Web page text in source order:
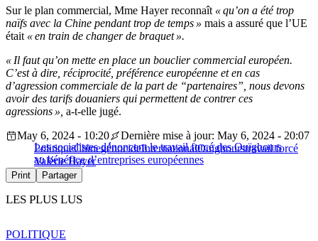
Sur le plan commercial, Mme Hayer reconnaît « qu’on a été trop
naïfs avec la Chine pendant trop de temps » mais a assuré que l’UE
était « en train de changer de braquet ».
« Il faut qu’on mette en place un bouclier commercial européen.
C’est à dire, réciprocité, préférence européenne et en cas
d’agression commerciale de la part de “partenaires”, nous devons
avoir des tarifs douaniers qui permettent de contrer ces
agressions », a-t-elle jugé.
Les socialistes dénoncent le travail forcé des Ouïghours
au bénéfice d’entreprises européennes
May 6, 2024 - 10:20
Dernière mise à jour: May 6, 2024 - 20:07
PolitiqueChinegénocideInternationalOuïghourstravail forcé
Valérie Hayer
Print Partager
LES PLUS LUS
POLITIQUE